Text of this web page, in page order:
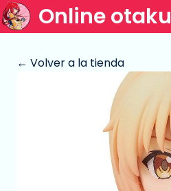
Online otaku
← Volver a la tienda